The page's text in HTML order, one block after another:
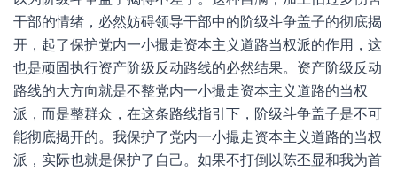
干部的情绪，必然妨碍领导干部中的阶级斗争盖子的彻底揭
开，起了保护党内一小撮走资本主义道路当权派的作用，这
也是顽固执行资产阶级反动路线的必然结果。资产阶级反动
路线的大方向就是不整党内一小撮走资本主义道路的当权
派，而是整群众，在这条路线指引下，阶级斗争盖子是不可
能彻底揭开的。我保护了党内一小撮走资本主义道路的当权
派，实际也就是保护了自己。如果不打倒以陈丕显和我为首